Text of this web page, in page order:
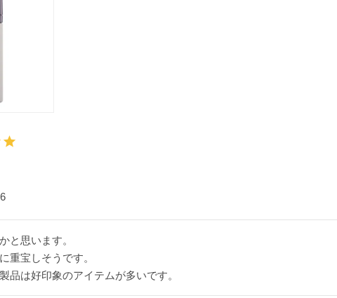
と思います。
重宝しそうです。
品は好印象のアイテムが多いです。